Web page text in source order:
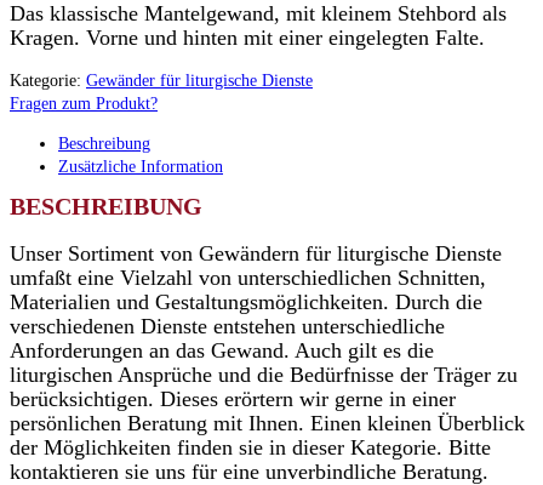
Das klassische Mantelgewand, mit kleinem Stehbord als
Kragen. Vorne und hinten mit einer eingelegten Falte.
Kategorie: Gewänder für liturgische Dienste
Fragen zum Produkt?
Beschreibung
Zusätzliche Information
BESCHREIBUNG
Unser Sortiment von Gewändern für liturgische Dienste
umfaßt eine Vielzahl von unterschiedlichen Schnitten,
Materialien und Gestaltungsmöglichkeiten. Durch die
verschiedenen Dienste entstehen unterschiedliche
Anforderungen an das Gewand. Auch gilt es die
liturgischen Ansprüche und die Bedürfnisse der Träger zu
berücksichtigen. Dieses erörtern wir gerne in einer
persönlichen Beratung mit Ihnen. Einen kleinen Überblick
der Möglichkeiten finden sie in dieser Kategorie. Bitte
kontaktieren sie uns für eine unverbindliche Beratung.